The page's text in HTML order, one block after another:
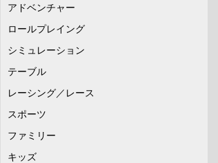
アドベンチャー
ロールプレイング
シミュレーション
テーブル
レーシング／レース
スポーツ
ファミリー
キッズ